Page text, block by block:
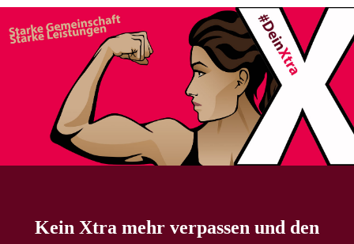
Kein Xtra mehr verpassen und den